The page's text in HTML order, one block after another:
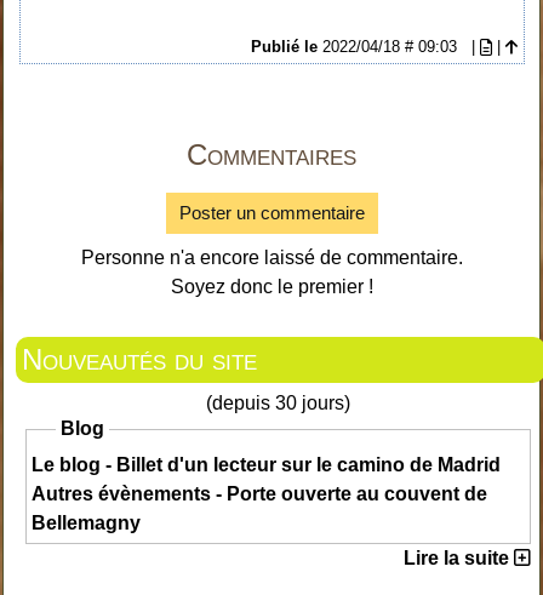
Publié le 2022/04/18 # 09:03
Commentaires
Poster un commentaire
Personne n'a encore laissé de commentaire.
Soyez donc le premier !
Nouveautés du site
(depuis 30 jours)
Blog
Le blog - Billet d'un lecteur sur le camino de Madrid
Autres évènements - Porte ouverte au couvent de
Bellemagny
Lire la suite